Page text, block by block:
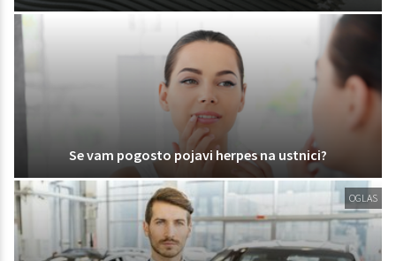
Se vam pogosto pojavi herpes na ustnici?
OGLAS